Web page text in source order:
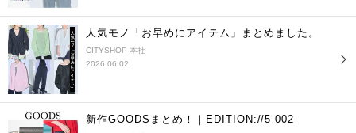
人気モノ「お早めにアイテム」まとめました。
CITYSHOP 本社
2026.06.02
新作GOODSまとめ！｜EDITION://5-002